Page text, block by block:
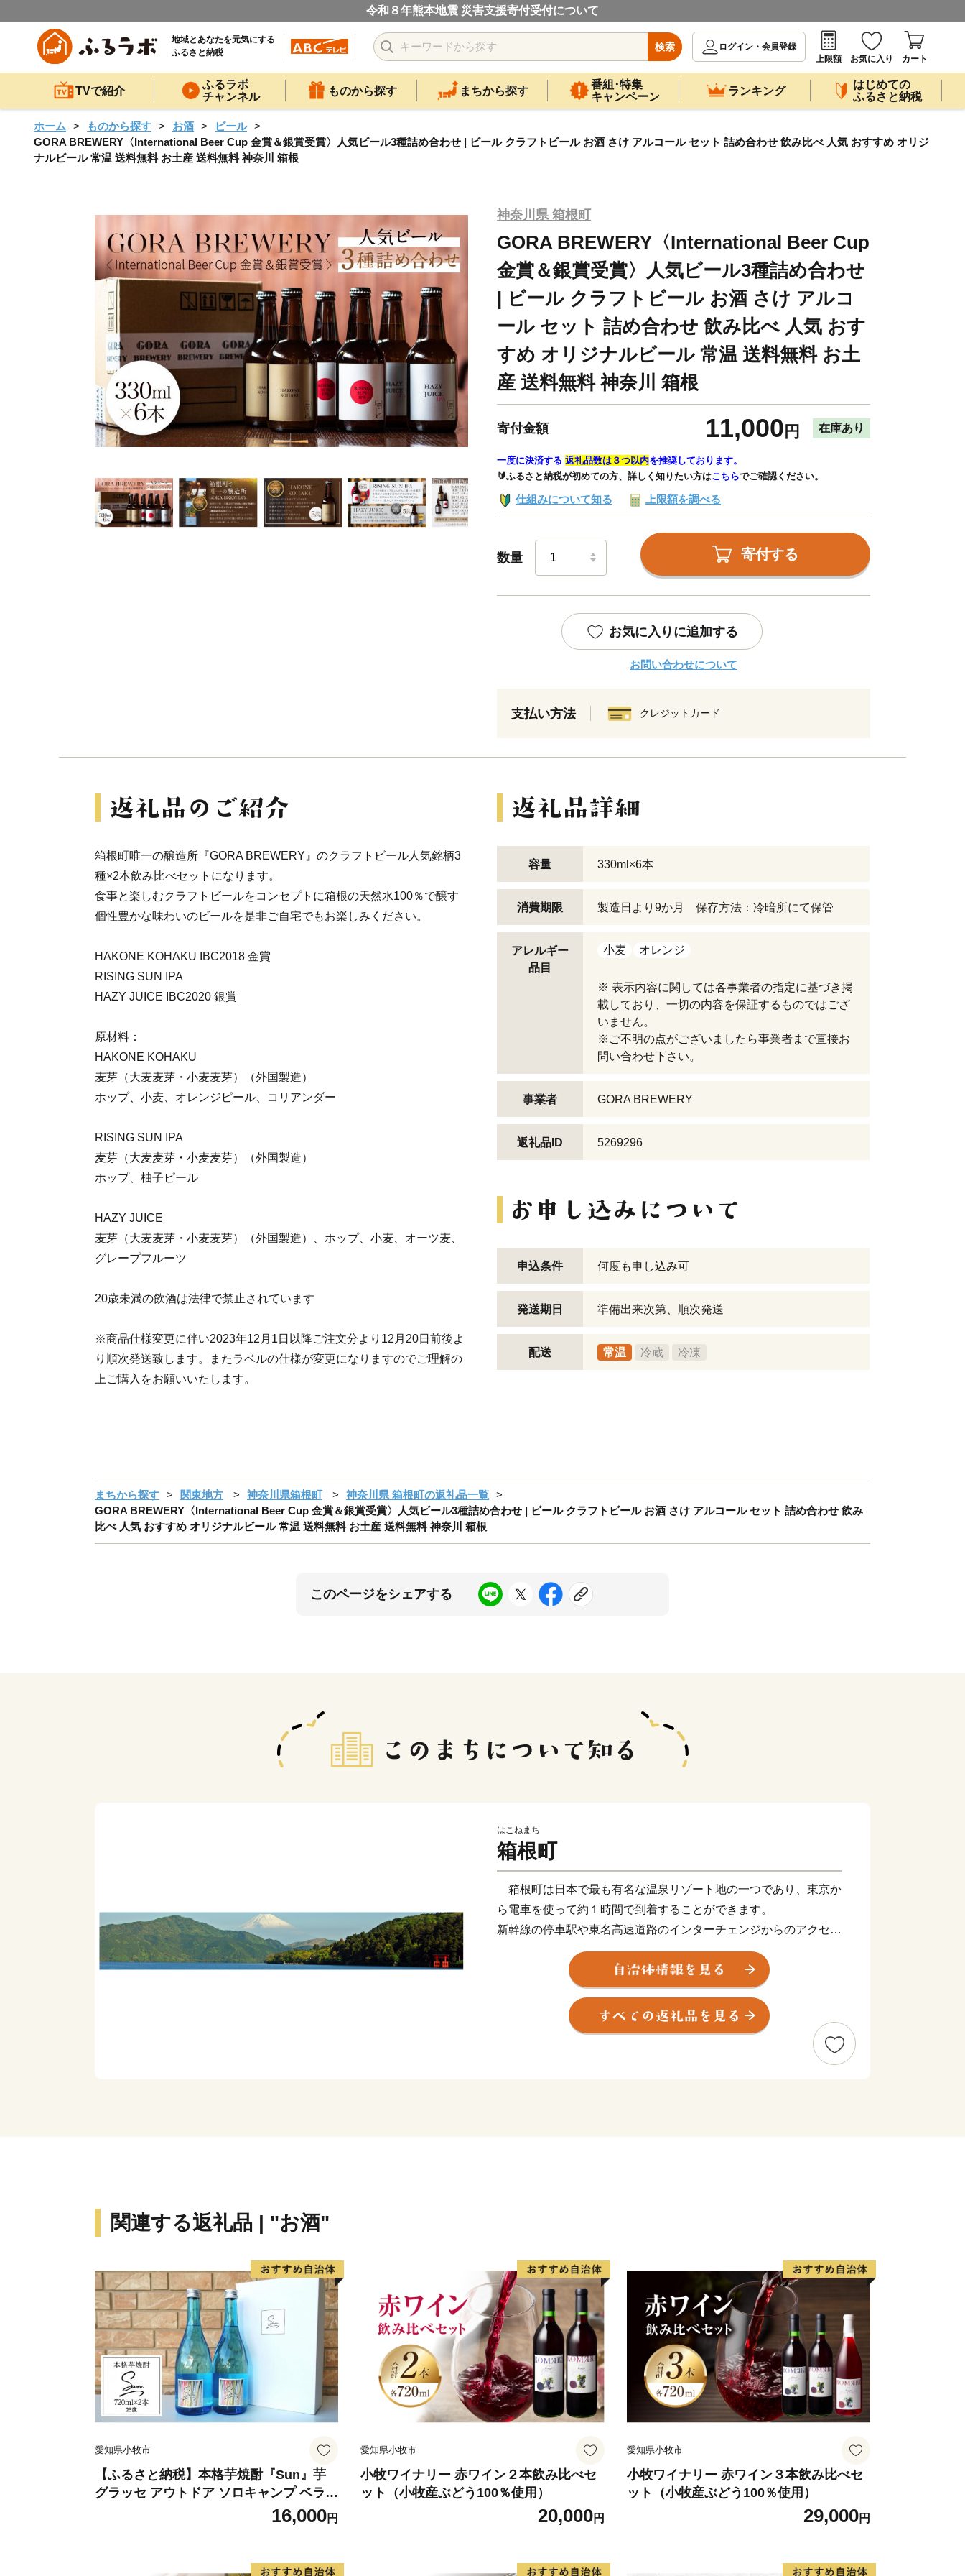
令和８年熊本地震 災害支援寄付受付について
地域とあなたを元気にする
ふるさと納税
検索
ログイン・会員登録
上限額
お気に入り カート
TVで紹介
ふるラボ
チャンネル
ものから探す まちから探す
番組･特集
キャンペーン
ランキング
はじめての
ふるさと納税
ホーム ものから探す お酒
ビール
GORA BREWERY〈International Beer Cup 金賞＆銀賞受賞〉人気ビール3種詰め合わせ | ビール クラフトビール お酒 さけ アルコール セット 詰め合わせ 飲み比べ 人気 おすすめ オリジ
ナルビール 常温 送料無料 お土産 送料無料 神奈川 箱根
神奈川県 箱根町
GORA BREWERY〈International Beer Cup
金賞＆銀賞受賞〉人気ビール3種詰め合わせ
| ビール クラフトビール お酒 さけ アルコ
ール セット 詰め合わせ 飲み比べ 人気 おす
すめ オリジナルビール 常温 送料無料 お土
産 送料無料 神奈川 箱根
寄付金額 11,000 円 在庫あり
一度に決済する 返礼品数は３つ以内を推奨しております。
🔰ふるさと納税が初めての方、詳しく知りたい方はこちらでご確認ください。
仕組みについて知る 上限額を調べる
数量 寄付する
お気に入りに追加する
お問い合わせについて
支払い方法 クレジットカード
箱根町唯一の醸造所『GORA BREWERY』のクラフトビール人気銘柄3
種×2本飲み比べセットになります。
食事と楽しむクラフトビールをコンセプトに箱根の天然水100％で醸す
個性豊かな味わいのビールを是非ご自宅でもお楽しみください。
HAKONE KOHAKU IBC2018 金賞
RISING SUN IPA
HAZY JUICE IBC2020 銀賞
原材料：
HAKONE KOHAKU
麦芽（大麦麦芽・小麦麦芽）（外国製造）
ホップ、小麦、オレンジピール、コリアンダー
RISING SUN IPA
麦芽（大麦麦芽・小麦麦芽）（外国製造）
ホップ、柚子ピール
HAZY JUICE
麦芽（大麦麦芽・小麦麦芽）（外国製造）、ホップ、小麦、オーツ麦、
グレープフルーツ
20歳未満の飲酒は法律で禁止されています
※商品仕様変更に伴い2023年12月1日以降ご注文分より12月20日前後よ
り順次発送致します。またラベルの仕様が変更になりますのでご理解の
上ご購入をお願いいたします。
容量 330ml×6本
消費期限 製造日より9か月 保存方法：冷暗所にて保管
アレルギー
品目
小麦 オレンジ
※ 表示内容に関しては各事業者の指定に基づき掲
載しており、一切の内容を保証するものではござ
いません。
※ご不明の点がございましたら事業者まで直接お
問い合わせ下さい。
事業者 GORA BREWERY
返礼品ID 5269296
申込条件 何度も申し込み可
発送期日 準備出来次第、順次発送
配送 常温 冷蔵 冷凍
まちから探す 関東地方 神奈川県箱根町
神奈川県 箱根町の返礼品一覧
GORA BREWERY〈International Beer Cup 金賞＆銀賞受賞〉人気ビール3種詰め合わせ | ビール クラフトビール お酒 さけ アルコール セット 詰め合わせ 飲み
比べ 人気 おすすめ オリジナルビール 常温 送料無料 お土産 送料無料 神奈川 箱根
このページをシェアする
はこねまち
箱根町
箱根町は日本で最も有名な温泉リゾート地の一つであり、東京か
ら電車を使って約１時間で到着することができます。
新幹線の停車駅や東名高速道路のインターチェンジからのアクセス
も非常に良く、東京、京都、大阪、富士山など日本で人気の観光地
を周遊する旅の滞在地として便利な立地にあります。
そのため、国内外から毎年2000万人を超える観光客が訪れます。
富士箱根伊豆国立公園の中央に位置し、世界文化遺産にも登録され
ている富士山を近くに見ることも出来ます。
関連する返礼品 | "お酒"
愛知県小牧市
【ふるさと納税】本格芋焼酎『Sun』芋
グラッセ アウトドア ソロキャンプ ベラン
16,000円
愛知県小牧市
小牧ワイナリー 赤ワイン２本飲み比べセ
ット（小牧産ぶどう100％使用）
20,000円
愛知県小牧市
小牧ワイナリー 赤ワイン３本飲み比べセ
ット（小牧産ぶどう100％使用）
29,000円